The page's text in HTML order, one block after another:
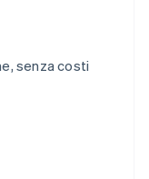
senza costi